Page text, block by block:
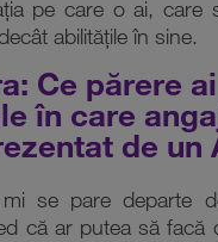
pe care o ai, care
abilitățile în sine.
Ce părere
în care
de un
se pare departe
că ar putea să facă